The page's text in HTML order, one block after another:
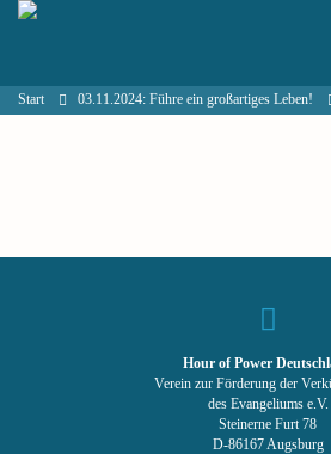
Start 03.11.2024: Führe ein großartiges Leben!
Hour of Power
Verein zur Förderung der
des Evangeliums e.V.
Steinerne Furt 78
D-86167 Augsburg